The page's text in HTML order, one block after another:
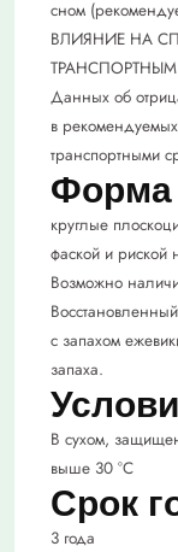
сном
ВЛИЯНИЕ НА
Данных об
в
транспортными
Форма
круглые
фаской и риской
Возможно
с запахом
запаха.
В сухом,
выше 30 °C
Срок
3 года